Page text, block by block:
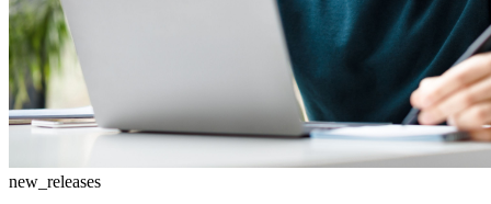
new_releases